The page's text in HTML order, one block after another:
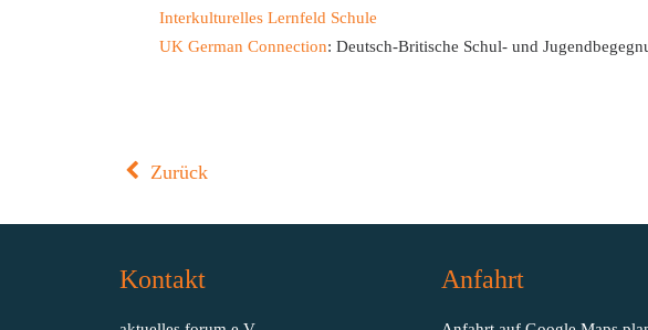
Interkulturelles Lernfeld Schule
UK German Connection: Deutsch-Britische Schul- und
Zurück
Kontakt Anfahrt